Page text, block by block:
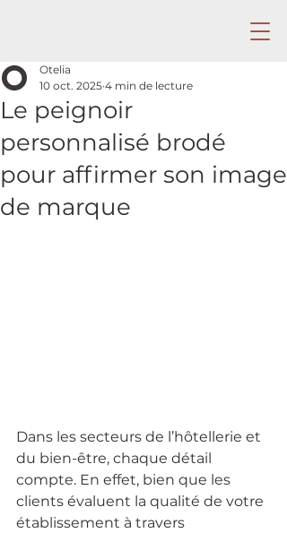
Le peignoir
personnalisé brodé
pour affirmer son image
de marque
Otelia
10 oct. 2025 4 min de lecture
Dans les secteurs de l’hôtellerie et
du bien-être, chaque détail
compte. En effet, bien que les
clients évaluent la qualité de votre
établissement à travers